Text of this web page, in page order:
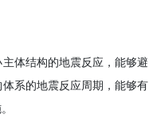
体结构的地震反应，能够避
系的地震反应周期，能够有